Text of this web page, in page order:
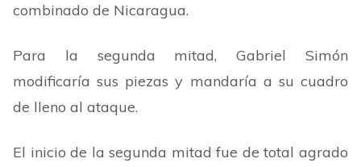
combinado de Nicaragua.
Para la segunda mitad, Gabriel Simón
modificaría sus piezas y mandaría a su cuadro
de lleno al ataque.
El inicio de la segunda mitad fue de total agrado